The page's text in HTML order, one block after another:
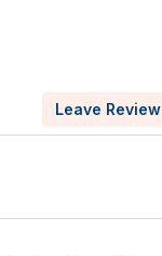
Leave Review